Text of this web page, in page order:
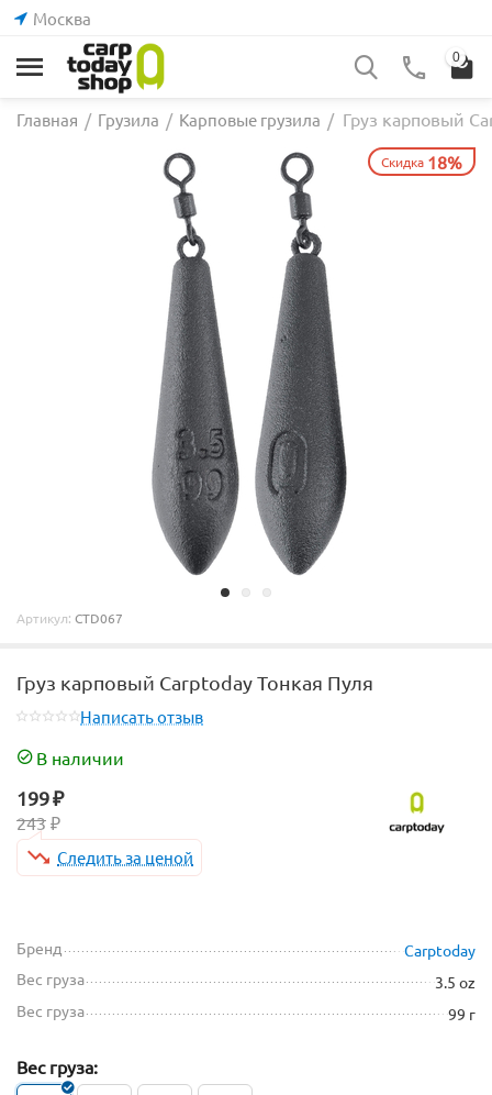
Москва
0
Главная / Грузила / Карповые грузила / Груз карповый
Скидка 18%
Артикул: CTD067
Груз карповый Carptoday Тонкая Пуля
Написать отзыв
В наличии
199₽
243 ₽
Следить за ценой
Бренд
Carptoday
Вес груза
3.5 oz
Вес груза
99 г
Вес груза: